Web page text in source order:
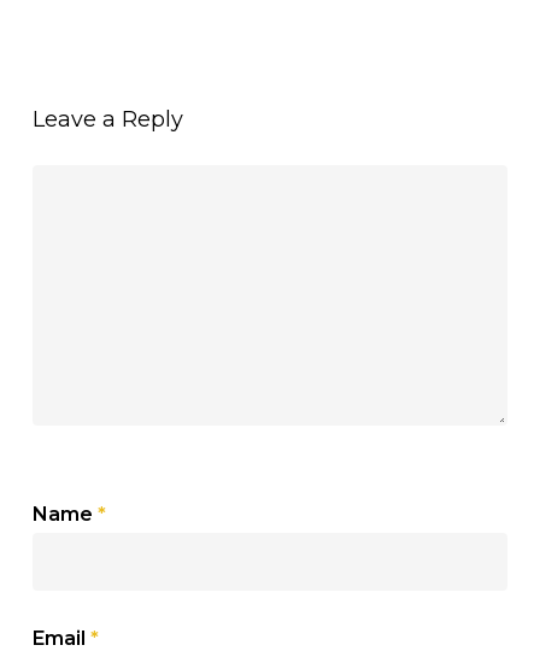
Leave a Reply
Name *
Email *